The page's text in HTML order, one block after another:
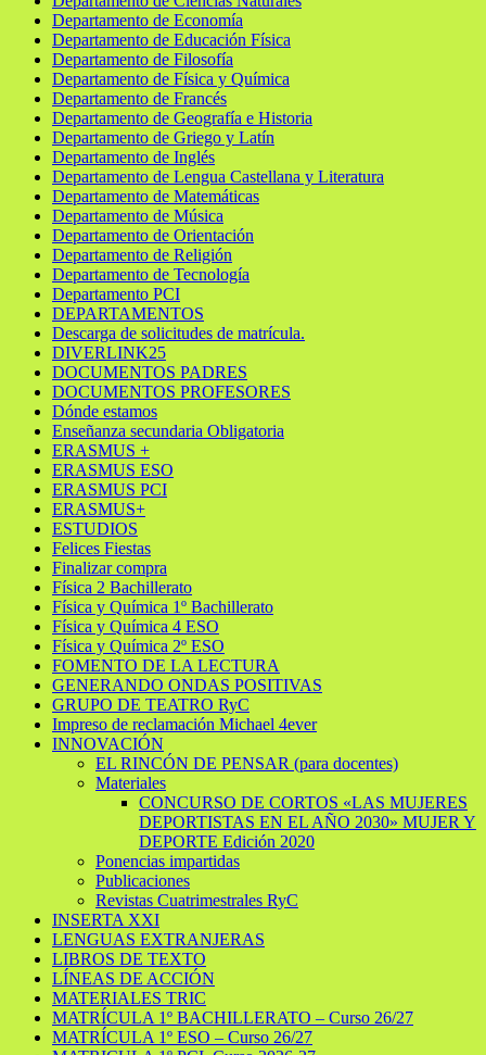
Departamento de Economía
Departamento de Educación Física
Departamento de Filosofía
Departamento de Física y Química
Departamento de Francés
Departamento de Geografía e Historia
Departamento de Griego y Latín
Departamento de Inglés
Departamento de Lengua Castellana y Literatura
Departamento de Matemáticas
Departamento de Música
Departamento de Orientación
Departamento de Religión
Departamento de Tecnología
Departamento PCI
DEPARTAMENTOS
Descarga de solicitudes de matrícula.
DIVERLINK25
DOCUMENTOS PADRES
DOCUMENTOS PROFESORES
Dónde estamos
Enseñanza secundaria Obligatoria
ERASMUS +
ERASMUS ESO
ERASMUS PCI
ERASMUS+
ESTUDIOS
Felices Fiestas
Finalizar compra
Física 2 Bachillerato
Física y Química 1º Bachillerato
Física y Química 4 ESO
Física y Química 2º ESO
FOMENTO DE LA LECTURA
GENERANDO ONDAS POSITIVAS
GRUPO DE TEATRO RyC
Impreso de reclamación Michael 4ever
INNOVACIÓN
EL RINCÓN DE PENSAR (para docentes)
Materiales
CONCURSO DE CORTOS «LAS MUJERES
DEPORTISTAS EN EL AÑO 2030» MUJER Y
DEPORTE Edición 2020
Ponencias impartidas
Publicaciones
Revistas Cuatrimestrales RyC
INSERTA XXI
LENGUAS EXTRANJERAS
LIBROS DE TEXTO
LÍNEAS DE ACCIÓN
MATERIALES TRIC
MATRÍCULA 1º BACHILLERATO – Curso 26/27
MATRÍCULA 1º ESO – Curso 26/27